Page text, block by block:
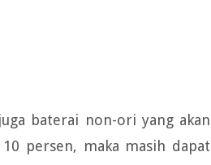
baterai non-ori yang akan
persen, maka masih dapat